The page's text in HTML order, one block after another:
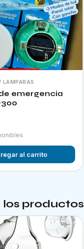
emergencia
al carrito
los productos